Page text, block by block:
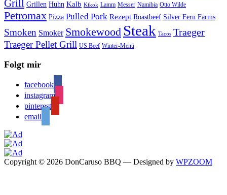
Grill Grillen Huhn Kalb Kikok Lamm Messer Namibia Otto Wilde
Petromax Pizza Pulled Pork Rezept Roastbeef Silver Fern Farms
Smoken Smoker Smokewood Steak Tacos Traeger
Traeger Pellet Grill US Beef Winter-Menü
Folgt mir
facebook
instagram
pinterest
email
Copyright © 2026 DonCaruso BBQ — Designed by WPZOOM